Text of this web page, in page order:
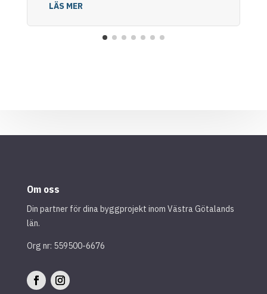
LÄS MER
Om oss
Din partner för dina byggprojekt inom Västra Götalands
län.
Org nr: 559500-6676